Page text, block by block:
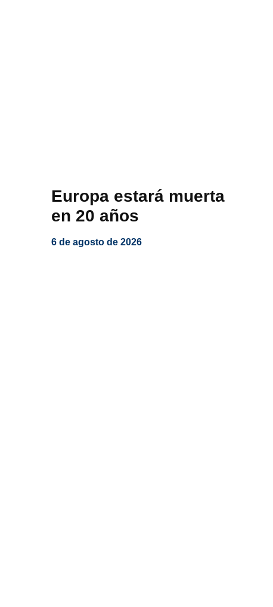
Europa estará muerta
en 20 años
6 de agosto de 2026